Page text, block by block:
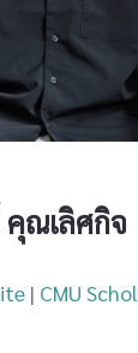
ณเลิศกิจ
| CMU